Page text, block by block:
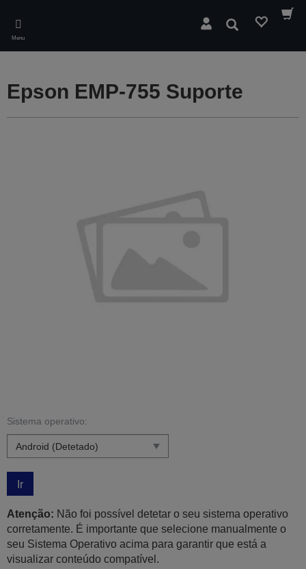
main
content
Menu
Pesquisar
Epson EMP-755 Suporte
Sistema operativo:
Ir
Atenção: Não foi possível detetar o seu sistema operativo
corretamente. É importante que selecione manualmente o
seu Sistema Operativo acima para garantir que está a
visualizar conteúdo compatível.